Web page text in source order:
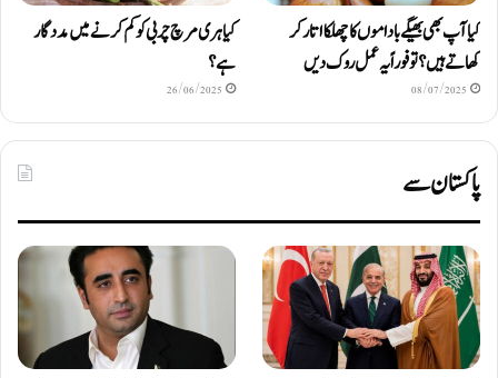
کیا آپ بھی بھیگے باداموں کا چھلکا اتار کر
کھاتے ہیں؟ تو فوراً یہ عمل روک دیں
08/07/2025
کیا ہری مرچ چربی کو کم کرنے میں مددگار
ہے؟
26/06/2025
پاکستان سے